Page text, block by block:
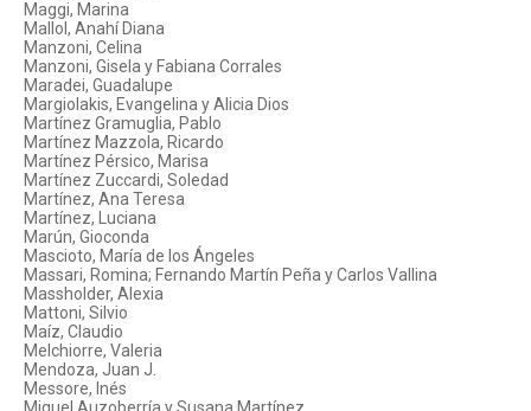
Maggi, Marina
Mallol, Anahí Diana
Manzoni, Celina
Manzoni, Gisela y Fabiana Corrales
Maradei, Guadalupe
Margiolakis, Evangelina y Alicia Dios
Martínez Gramuglia, Pablo
Martínez Mazzola, Ricardo
Martínez Pérsico, Marisa
Martínez Zuccardi, Soledad
Martínez, Ana Teresa
Martínez, Luciana
Marún, Gioconda
Mascioto, María de los Ángeles
Massari, Romina; Fernando Martín Peña y Carlos Vallina
Massholder, Alexia
Mattoni, Silvio
Maíz, Claudio
Melchiorre, Valeria
Mendoza, Juan J.
Messore, Inés